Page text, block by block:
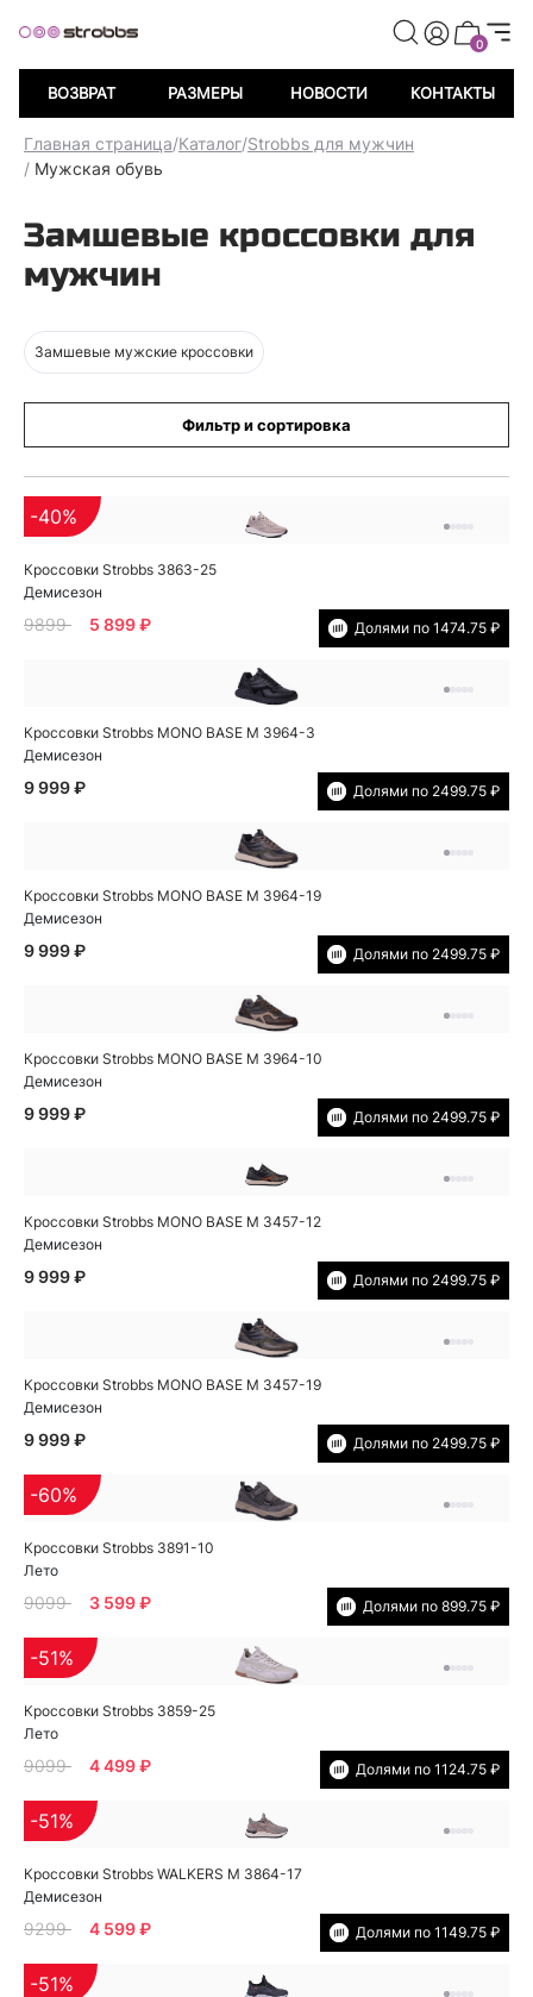
0
ВОЗВРАТ РАЗМЕРЫ НОВОСТИ КОНТАКТЫ
Главная страница/Каталог/Strobbs для мужчин
/ Мужская обувь
Замшевые кроссовки для
мужчин
Замшевые мужские кроссовки
Фильтр и сортировка
Кроссовки Strobbs 3863-25
Демисезон
-40%
9899 5 899 ₽ Долями по 1474.75 ₽
Кроссовки Strobbs MONO BASE M 3964-3
Демисезон
9 999 ₽ Долями по 2499.75 ₽
Кроссовки Strobbs MONO BASE M 3964-19
Демисезон
9 999 ₽ Долями по 2499.75 ₽
Кроссовки Strobbs MONO BASE M 3964-10
Демисезон
9 999 ₽ Долями по 2499.75 ₽
Кроссовки Strobbs MONO BASE M 3457-12
Демисезон
9 999 ₽ Долями по 2499.75 ₽
Кроссовки Strobbs MONO BASE M 3457-19
Демисезон
9 999 ₽ Долями по 2499.75 ₽
Кроссовки Strobbs 3891-10
Лето
-60%
9099 3 599 ₽ Долями по 899.75 ₽
Кроссовки Strobbs 3859-25
Лето
-51%
9099 4 499 ₽ Долями по 1124.75 ₽
Кроссовки Strobbs WALKERS M 3864-17
Демисезон
-51%
9299 4 599 ₽ Долями по 1149.75 ₽
-51%